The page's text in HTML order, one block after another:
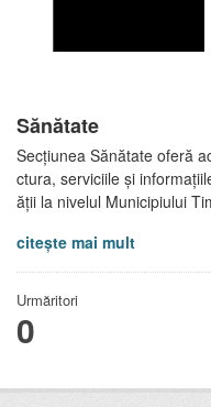
Sănătate
Secțiunea Sănătate oferă
ctura, serviciile și
ății la nivelul Municipiului
citește mai mult
Urmăritori
0